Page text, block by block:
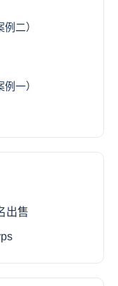
二）
一）
出售